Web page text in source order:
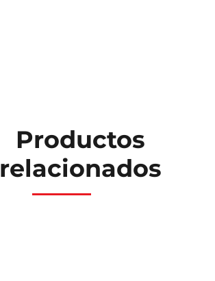
Productos
relacionados